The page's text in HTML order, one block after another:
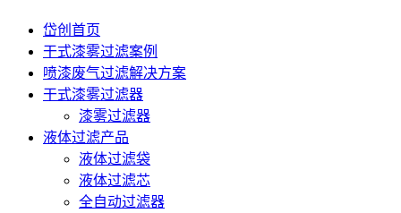
岱创首页
干式漆雾过滤案例
喷漆废气过滤解决方案
干式漆雾过滤器
漆雾过滤器
液体过滤产品
液体过滤袋
液体过滤芯
全自动过滤器